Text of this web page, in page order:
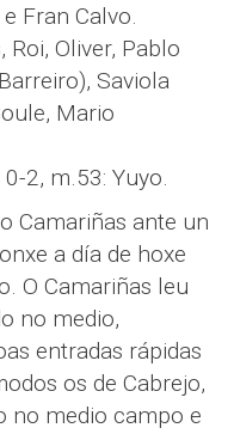
Fran Calvo.
Roi, Oliver, Pablo
Saviola
Mario
2, m.53: Yuyo.
Camariñas ante un
a día de hoxe
O Camariñas leu
no medio,
entradas rápidas
os de Cabrejo,
no medio campo e